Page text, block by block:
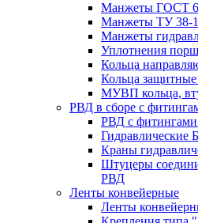
Манжеты ГОСТ
Манжеты ТУ 38-
Манжеты
Уплотнения
Кольца
Кольца
МУВП кольца,
РВД в сборе с
РВД с
Гидравлические
Краны
Штуцеры
РВД
Ленты конвейерные
Ленты